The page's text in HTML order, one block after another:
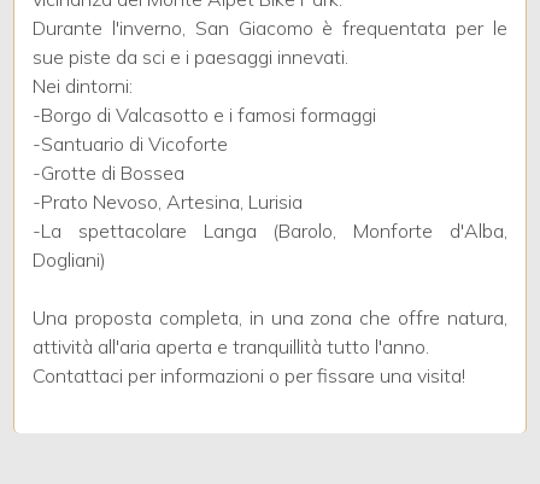
Durante l'inverno, San Giacomo è frequentata per le
sue piste da sci e i paesaggi innevati.
Nei dintorni:
-Borgo di Valcasotto e i famosi formaggi
-Santuario di Vicoforte
-Grotte di Bossea
-Prato Nevoso, Artesina, Lurisia
-La spettacolare Langa (Barolo, Monforte d'Alba,
Dogliani)
Una proposta completa, in una zona che offre natura,
attività all'aria aperta e tranquillità tutto l'anno.
Contattaci per informazioni o per fissare una visita!
3
4
5
5+
Camere
minime